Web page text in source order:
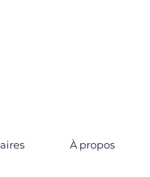
À propos